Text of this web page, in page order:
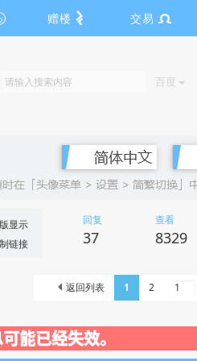
赠楼 交易
百度
显示
链接
回复
37
查看
8329
1 2
返回列表
能已经失效。